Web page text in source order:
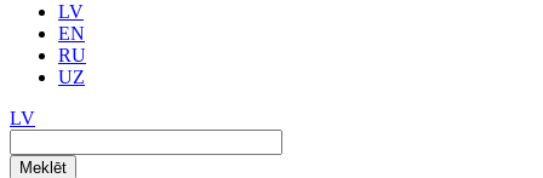
LV
EN
RU
UZ
LV
Meklēt